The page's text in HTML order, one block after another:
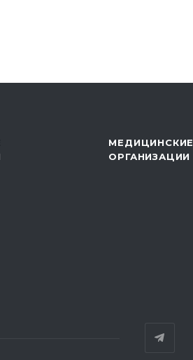
МЕДИЦИНСКИЕ
ОРГАНИЗАЦИИ